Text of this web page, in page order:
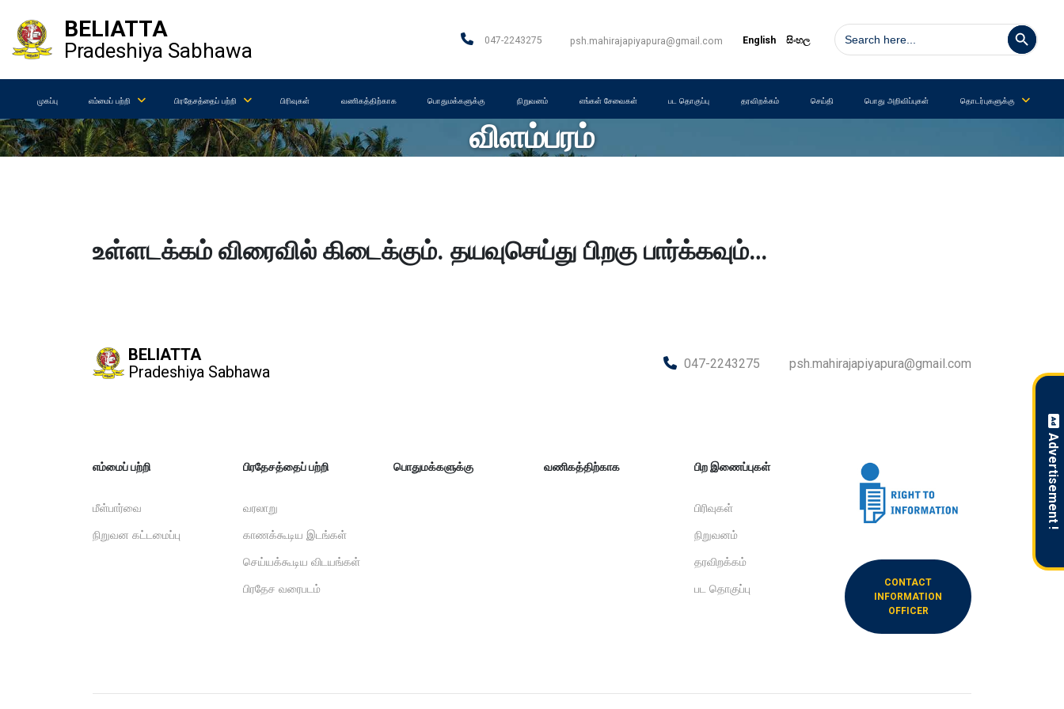
BELIATTA
Pradeshiya Sabhawa 047-2243275 psh.mahirajapiyapura@gmail.com English සිංහල
Search
for:
Search Button
முகப்பு எம்மைப் பற்றி பிரதேசத்தைப் பற்றி பிரிவுகள் வணிகத்திற்காக பொதுமக்களுக்கு நிறுவனம் எங்கள் சேவைகள் பட தொகுப்பு தரவிறக்கம் செய்தி பொது அறிவிப்புகள் தொடர்புகளுக்கு
Advertisement !
விளம்பரம்
உள்ளடக்கம் விரைவில் கிடைக்கும். தயவுசெய்து பிறகு பார்க்கவும்…
BELIATTA
Pradeshiya Sabhawa
047-2243275 psh.mahirajapiyapura@gmail.com
எம்மைப் பற்றி
மீள்பார்வை
நிறுவன கட்டமைப்பு
பிரதேசத்தைப் பற்றி
வரலாறு
காணக்கூடிய இடங்கள்
செய்யக்கூடிய விடயங்கள்
பிரதேச வரைபடம்
பொதுமக்களுக்கு வணிகத்திற்காக பிற இணைப்புகள்
பிரிவுகள்
நிறுவனம்
தரவிறக்கம்
பட தொகுப்பு
CONTACT
INFORMATION
OFFICER